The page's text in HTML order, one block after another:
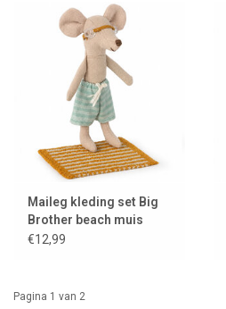
Maileg kleding set Big
Brother beach muis
€12,99
Pagina 1 van 2